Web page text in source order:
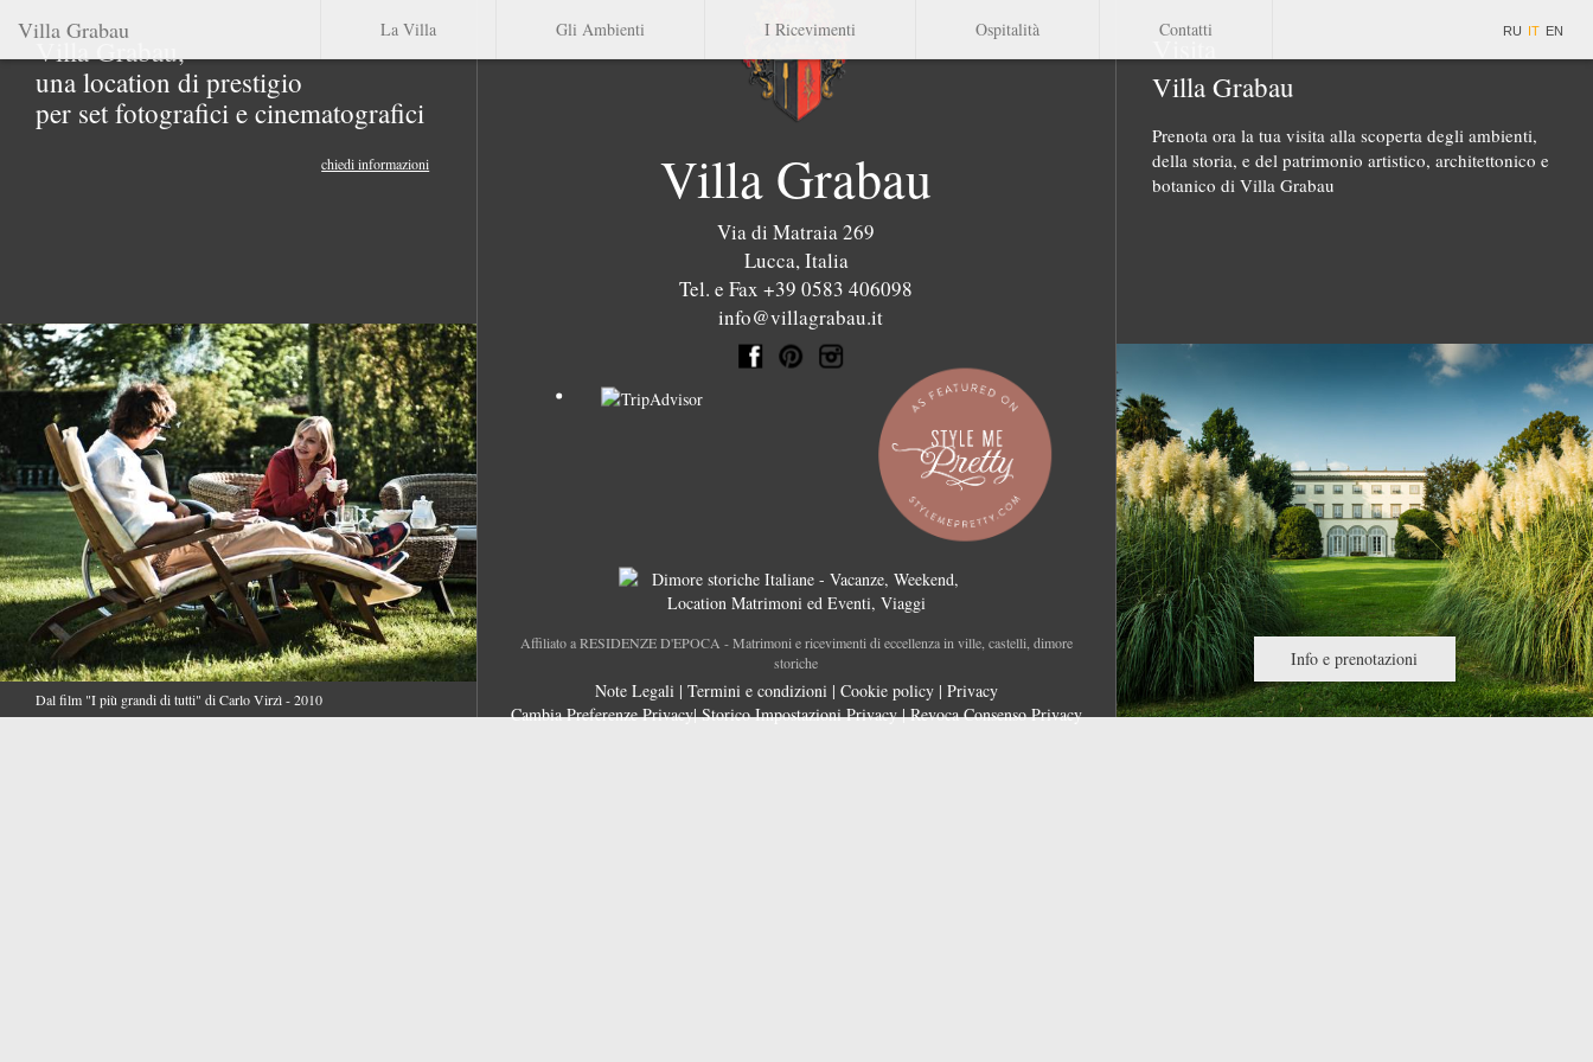
Villa Grabau La Villa Gli Ambienti I Ricevimenti Ospitalità Contatti RU IT EN
Villa Grabau,
una location di prestigio
per set fotografici e cinematografici
chiedi informazioni
Dal film "I più grandi di tutti" di Carlo Virzì - 2010
Villa Grabau
Via di Matraia 269
Lucca, Italia
Tel. e Fax +39 0583 406098
info@villagrabau.it
Affiliato a RESIDENZE D'EPOCA - Matrimoni e ricevimenti di eccellenza in ville, castelli, dimore
storiche
Note Legali| Termini e condizioni| Cookie policy| Privacy
Cambia Preferenze Privacy|Storico Impostazioni Privacy|Revoca Consenso Privacy
Villa Grabau
Prenota ora la tua visita alla scoperta degli ambienti,
della storia, e del patrimonio artistico, architettonico e
botanico di Villa Grabau
Info e prenotazioni